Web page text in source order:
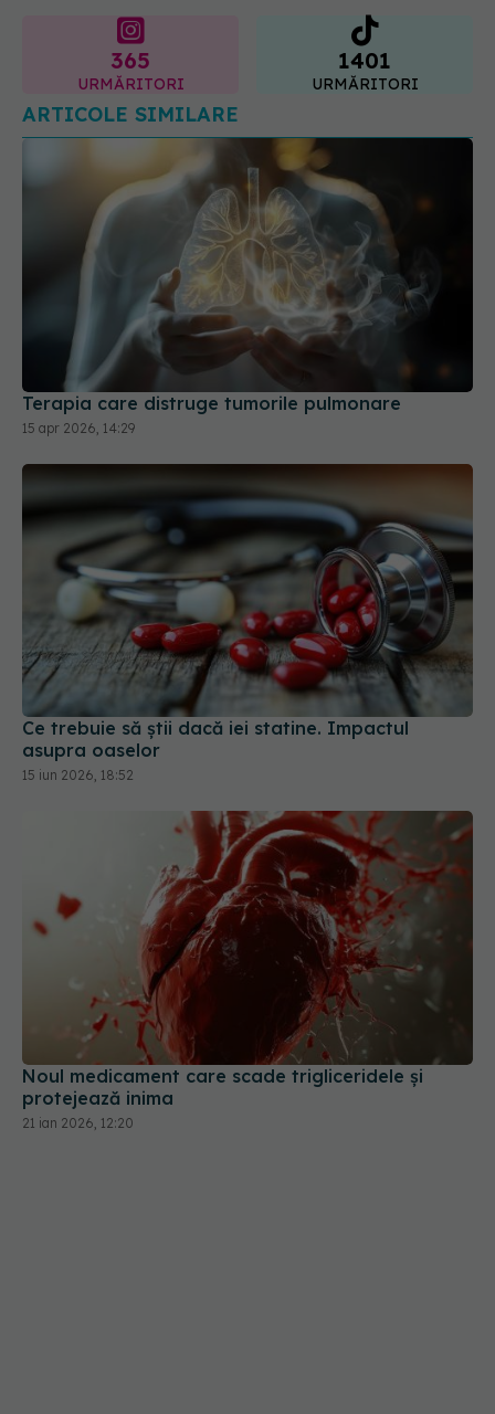
365
URMĂRITORI
1401
URMĂRITORI
ARTICOLE SIMILARE
Terapia care distruge tumorile pulmonare
15 apr 2026, 14:29
Ce trebuie să știi dacă iei statine. Impactul
asupra oaselor
15 iun 2026, 18:52
Noul medicament care scade trigliceridele și
protejează inima
21 ian 2026, 12:20